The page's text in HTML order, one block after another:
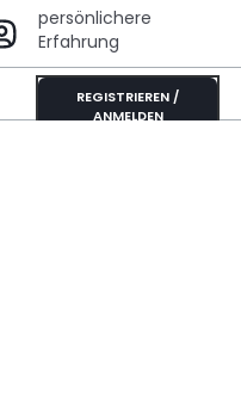
persönlichere
Erfahrung
REGISTRIEREN /
ANMELDEN